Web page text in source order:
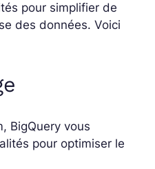
pour simplifier de
des données. Voici
BigQuery vous
pour optimiser le